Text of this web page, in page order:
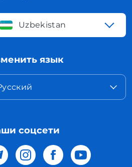
Uzbekistan
язык
соцсети